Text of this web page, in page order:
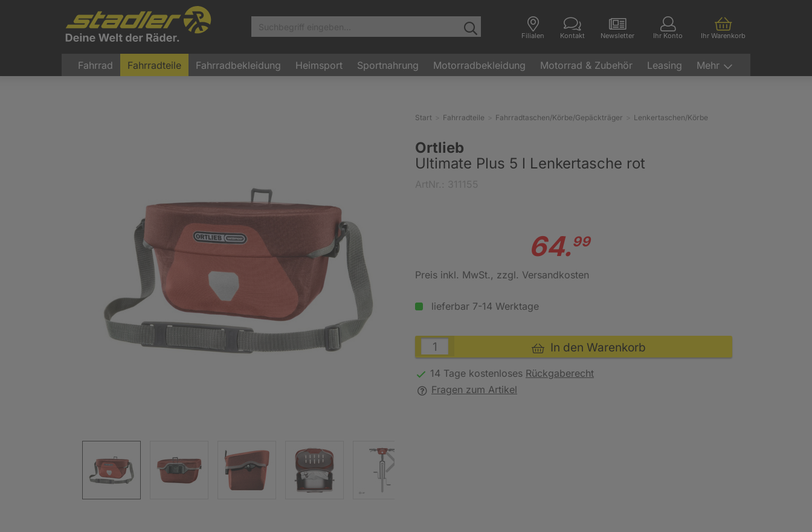
Filialen Kontakt Newsletter Ihr Konto Ihr Warenkorb
Fahrrad Fahrradteile Fahrradbekleidung Heimsport Sportnahrung Motorradbekleidung Motorrad & Zubehör Leasing Mehr
Start Fahrradteile Fahrradtaschen/Körbe/Gepäckträger Lenkertaschen/Körbe
Ortlieb
Ultimate Plus 5 l Lenkertasche rot
64.99
Preis inkl. MwSt., zzgl. Versandkosten
lieferbar 7-14 Werktage
In den Warenkorb
14 Tage kostenloses Rückgaberecht
Fragen zum Artikel